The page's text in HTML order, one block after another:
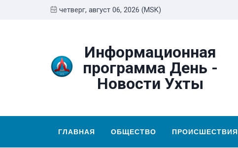
четверг, август 06, 2026 (MSK)
Информационная
программа День -
Новости Ухты
ГЛАВНАЯ ОБЩЕСТВО ПРОИСШЕСТВИЯ